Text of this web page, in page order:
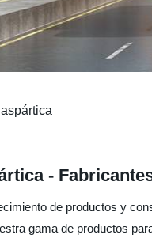
-
de productos y
gama de productos